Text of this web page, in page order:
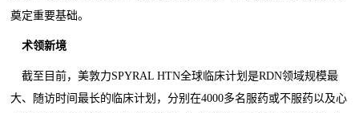
奠定重要基础。
术领新境
截至目前，美敦力SPYRAL HTN全球临床计划是RDN领域规模最
大、随访时间最长的临床计划，分别在4000多名服药或不服药以及心